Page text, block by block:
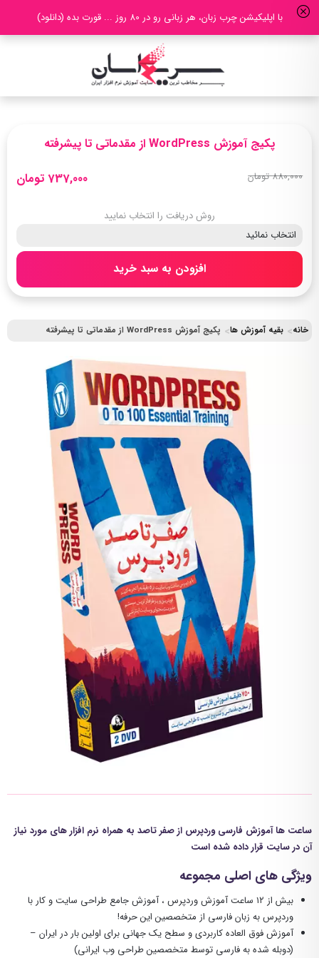
با اپلیکیشن چرب زبان، هر زبانی رو در 80 روز ... قورت بده (دانلود)
خانه بقیه آموزش ها پکیج آموزش WordPress از مقدماتی تا پیشرفته
پکیج آموزش WordPress از مقدماتی تا پیشرفته
880,000 تومان 737,000 تومان
روش دریافت را انتخاب نمایید
افزودن به سبد خرید
ساعت ها آموزش فارسی وردپرس از صفر تاصد به همراه نرم افزار های مورد نیاز
آن در سایت قرار داده شده است
ویژگی های اصلی مجموعه
بیش از ۱۲ ساعت آموزش وردپرس ، آموزش جامع طراحی سایت و کار با
وردپرس به زبان فارسی از متخصصین این حرفه!
آموزش فوق العاده کاربردی و سطح یک جهانی برای اولین بار در ایران –
(دوبله شده به فارسی توسط متخصصین طراحی وب ایرانی)